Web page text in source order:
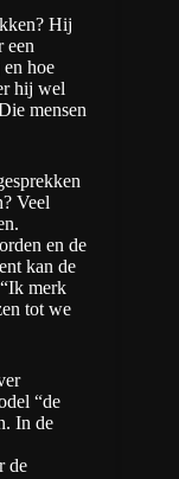
Hij
een
hoe
hij wel
mensen
Veel
en de
kan de
merk
tot we
“de
In de
de